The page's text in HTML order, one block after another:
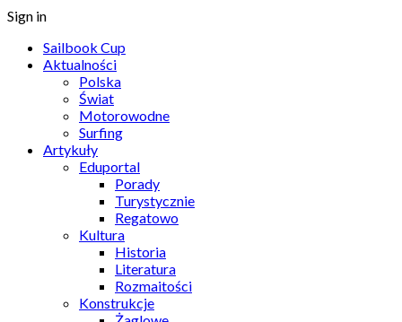
Sign in
Sailbook Cup
Aktualności
Polska
Świat
Motorowodne
Surfing
Artykuły
Eduportal
Porady
Turystycznie
Regatowo
Kultura
Historia
Literatura
Rozmaitości
Konstrukcje